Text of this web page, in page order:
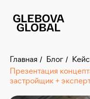
Главная / Блог /
Презентация
застройщик +